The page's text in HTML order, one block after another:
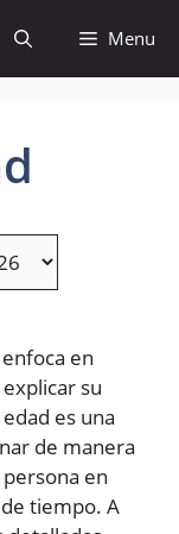
Menu
en
su
es una
de manera
en
tiempo. A